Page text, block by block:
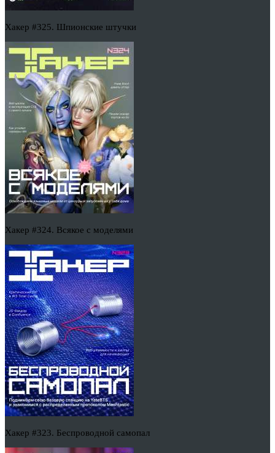
Хакер #325. Шпионские штучки
Хакер #324. Всякое с моделями
Хакер #323. Беспроводной самопал